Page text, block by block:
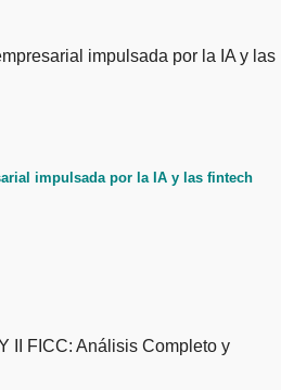
impulsada por la IA y las fintech